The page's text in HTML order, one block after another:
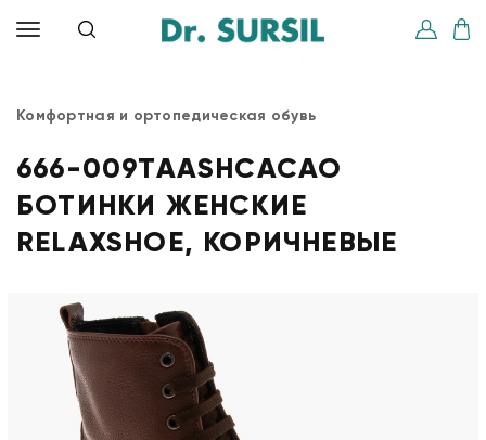
Комфортная и ортопедическая обувь
666-009TAASHCACAO
БОТИНКИ ЖЕНСКИЕ
RELAXSHOE, КОРИЧНЕВЫЕ